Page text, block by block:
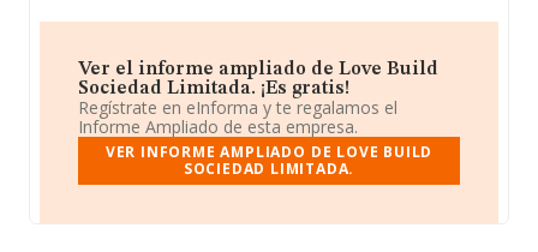
Ver el informe ampliado de Love Build
Sociedad Limitada. ¡Es gratis!
Regístrate en eInforma y te regalamos el
Informe Ampliado de esta empresa.
VER INFORME AMPLIADO DE LOVE BUILD
SOCIEDAD LIMITADA.